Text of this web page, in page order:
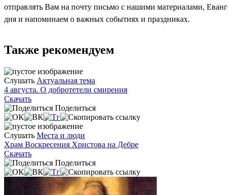
отправлять Вам на почту письмо с нашими материалами,
дня и напоминаем о важных событиях и праздниках.
Также рекомендуем
Слушать Актуальная тема
4 августа. О добротетели смирения
Скачать
Поделиться
Слушать Места и люди
Храм Воскресения Христова на Дебре
Скачать
Поделиться